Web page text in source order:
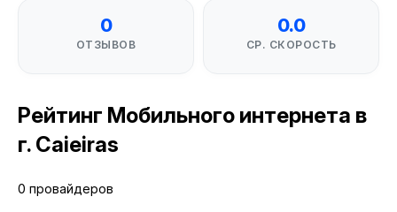
0
ОТЗЫВОВ
0.0
СР. СКОРОСТЬ
Рейтинг Мобильного интернета в
г. Caieiras
0 провайдеров